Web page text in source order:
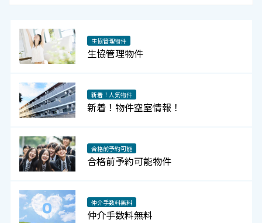
生協管理物件
生協管理物件
新着！人気物件
新着！物件空室情報！
合格前予約可能
合格前予約可能物件
仲介手数料無料
仲介手数料無料